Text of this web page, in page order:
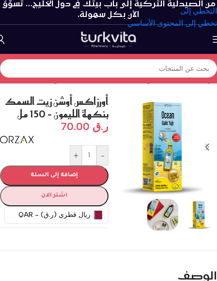
التخطي إلى
تخطي إلى المحتوى الأساسي
من الصيدلية التركية إلى باب بيتك في دول الخليج… تسوّق
الآن بكل سهولة.
الرئيسية/الفيتامينات و المكملات الغذائية/سلسلة الأوميغا
أورزاكس أوشن زيت السمك
بنكهة الليمون – 150 مل
ر.ق
-
+
إضافة إلى السلة
اشتر الان
ريال قطري (ر.ق) - QAR
الوصف